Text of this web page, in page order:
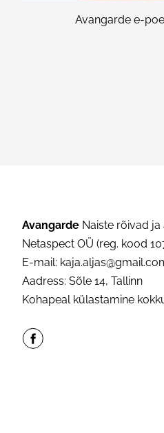
Avangarde e-
Avangarde Naiste rõivad ja
Netaspect OÜ (reg. kood
E-mail:
Aadress: Sõle 14, Tallinn
Kohapeal külastamine